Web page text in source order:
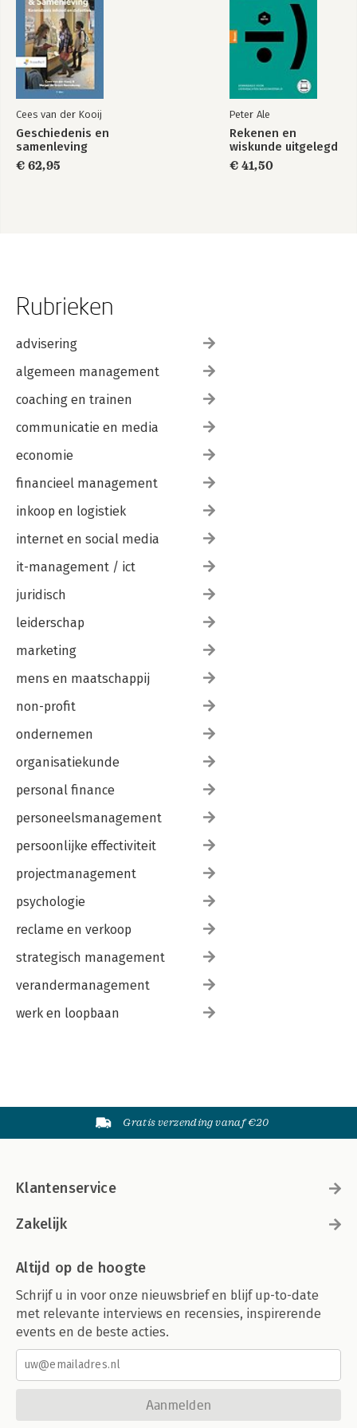
Cees van der Kooij
Geschiedenis en
samenleving
€ 62,95
Peter Ale
Rekenen en
wiskunde uitgelegd
€ 41,50
Rubrieken
advisering
algemeen management
coaching en trainen
communicatie en media
economie
financieel management
inkoop en logistiek
internet en social media
it-management / ict
juridisch
leiderschap
marketing
mens en maatschappij
non-profit
ondernemen
organisatiekunde
personal finance
personeelsmanagement
persoonlijke effectiviteit
projectmanagement
psychologie
reclame en verkoop
strategisch management
verandermanagement
werk en loopbaan
Gratis verzending vanaf €20
Klantenservice
Zakelijk
Altijd op de hoogte
Schrijf u in voor onze nieuwsbrief en blijf up-to-date
met relevante interviews en recensies, inspirerende
events en de beste acties.
Aanmelden